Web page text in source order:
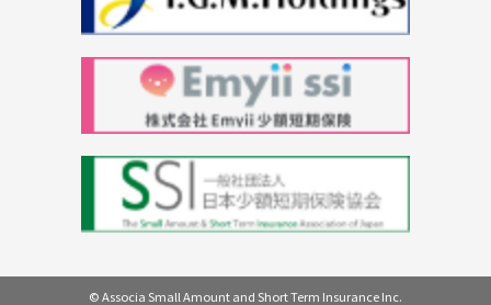
© Associa Small Amount and Short Term Insurance Inc.